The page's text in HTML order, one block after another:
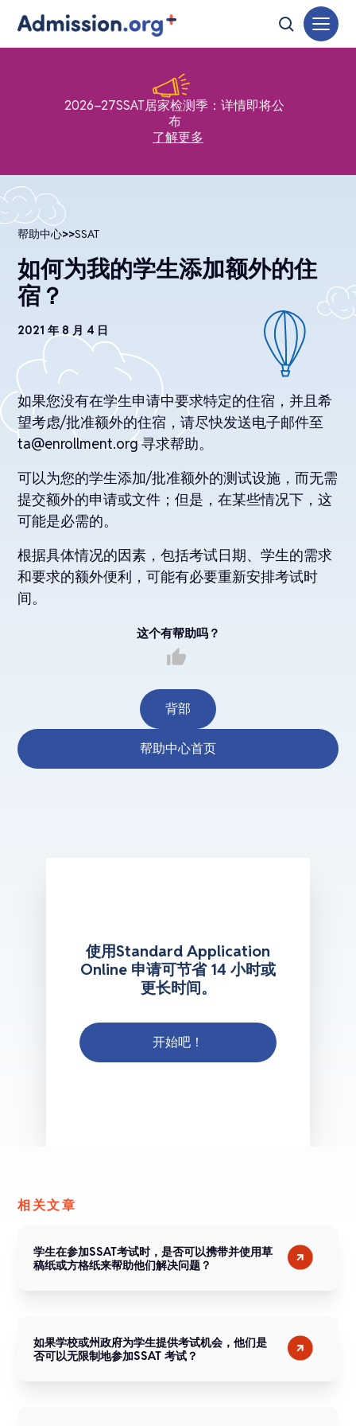
2026–27SSAT居家检测季：详情即将公
布
了解更多
帮助中心>>SSAT
如何为我的学生添加额外的住
宿？
2021 年 8 月 4 日
如果您没有在学生申请中要求特定的住宿，并且希
望考虑/批准额外的住宿，请尽快发送电子邮件至
ta@enrollment.org 寻求帮助。
可以为您的学生添加/批准额外的测试设施，而无需
提交额外的申请或文件；但是，在某些情况下，这
可能是必需的。
根据具体情况的因素，包括考试日期、学生的需求
和要求的额外便利，可能有必要重新安排考试时
间。
这个有帮助吗？
thumb_up
背部
帮助中心首页
使用Standard Application
Online 申请可节省 14 小时或
更长时间。
开始吧！
相关文章
学生在参加SSAT考试时，是否可以携带并使用草
稿纸或方格纸来帮助他们解决问题？
如果学校或州政府为学生提供考试机会，他们是
否可以无限制地参加SSAT 考试？